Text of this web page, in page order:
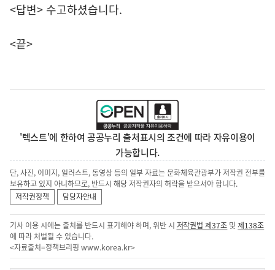
<답변> 수고하셨습니다.
<끝>
'텍스트'에 한하여 공공누리 출처표시의 조건에 따라 자유이용이
가능합니다.
단, 사진, 이미지, 일러스트, 동영상 등의 일부 자료는 문화체육관광부가 저작권 전부를
보유하고 있지 아니하므로, 반드시 해당 저작권자의 허락을 받으셔야 합니다.
저작권정책
담당자안내
기사 이용 시에는 출처를 반드시 표기해야 하며, 위반 시 저작권법 제37조 및제138조
에 따라 처벌될 수 있습니다.
<자료출처=정책브리핑 www.korea.kr>